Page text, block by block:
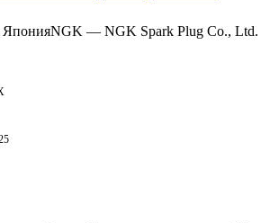
ЯпонияNGK — NGK Spark Plug Co., Ltd.